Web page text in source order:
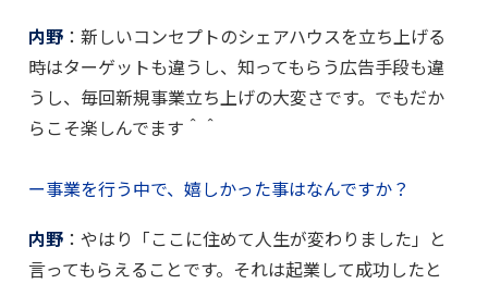
内野 ：新しいコンセプトのシェアハウスを立ち上げる
時はターゲットも違うし、知ってもらう広告手段も違
うし、毎回新規事業立ち上げの大変さです。でもだか
らこそ楽しんでます＾＾
ー事業を行う中で、嬉しかった事はなんですか？
内野 ：やはり「ここに住めて人生が変わりました」と
言ってもらえることです。それは起業して成功したと